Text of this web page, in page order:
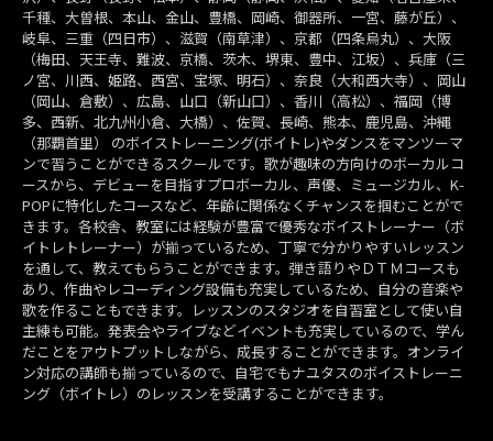
千種、大曽根、本山、金山、豊橋、岡崎、御器所、一宮、藤が丘）、
岐阜、三重（四日市）、滋賀（南草津）、京都（四条烏丸）、大阪
（梅田、天王寺、難波、京橋、茨木、堺東、豊中、江坂）、兵庫（三
ノ宮、川西、姫路、西宮、宝塚、明石）、奈良（大和西大寺）、岡山
（岡山、倉敷）、広島、山口（新山口）、香川（高松）、福岡（博
多、西新、北九州小倉、大橋）、佐賀、長崎、熊本、鹿児島、沖縄
（那覇首里） のボイストレーニング(ボイトレ)やダンスをマンツーマ
ンで習うことができるスクールです。歌が趣味の方向けのボーカルコ
ースから、デビューを目指すプロボーカル、声優、ミュージカル、K-
POPに特化したコースなど、年齢に関係なくチャンスを掴むことがで
きます。各校舎、教室には経験が豊富で優秀なボイストレーナー（ボ
イトレトレーナー）が揃っているため、丁寧で分かりやすいレッスン
を通して、教えてもらうことができます。弾き語りやＤＴＭコースも
あり、作曲やレコーディング設備も充実しているため、自分の音楽や
歌を作ることもできます。レッスンのスタジオを自習室として使い自
主練も可能。発表会やライブなどイベントも充実しているので、学ん
だことをアウトプットしながら、成長することができます。オンライ
ン対応の講師も揃っているので、自宅でもナユタスのボイストレーニ
ング（ボイトレ）のレッスンを受講することができます。